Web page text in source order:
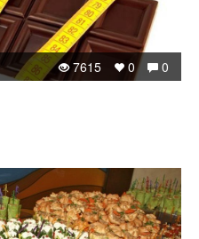
0
0
7615